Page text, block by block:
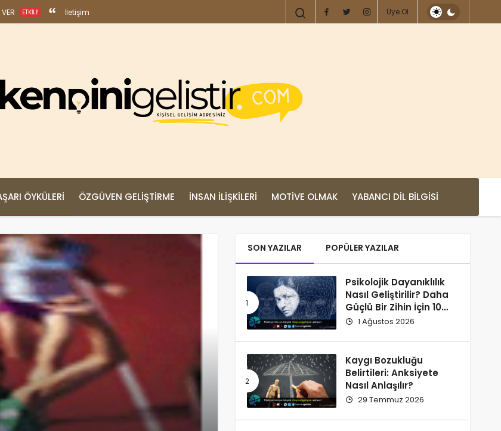
ETKILI! İletişim Üye Ol
ÖYKÜLERI ÖZGÜVEN GELIŞTIRME İNSAN İLIŞKILERI MOTIVE OLMAK YABANCI DIL BILGISI
SON YAZILAR POPÜLER YAZILAR
Psikolojik Dayanıklılık
Nasıl Geliştirilir? Daha
Güçlü Bir Zihin İçin 10
Alışkanlık
1 Ağustos 2026
Kaygı Bozukluğu
Belirtileri: Anksiyete
Nasıl Anlaşılır?
29 Temmuz 2026